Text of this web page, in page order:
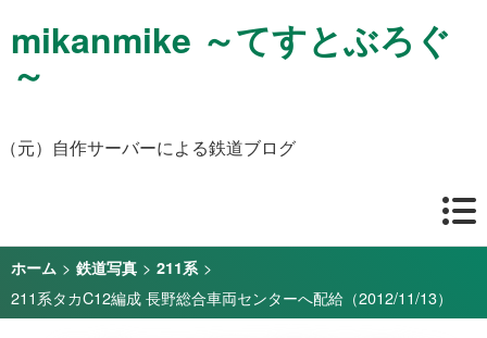
mikanmike ～てすとぶろぐ
～
（元）自作サーバーによる鉄道ブログ
ホーム > 鉄道写真 > 211系 >
211系タカC12編成 長野総合車両センターへ配給（2012/11/13）